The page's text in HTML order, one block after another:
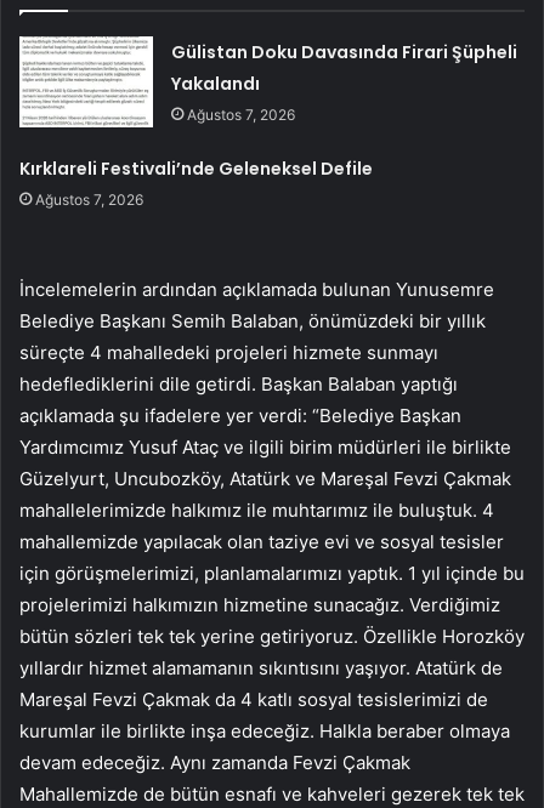
Gülistan Doku Davasında Firari Şüpheli
Yakalandı
Ağustos 7, 2026
Kırklareli Festivali’nde Geleneksel Defile
Ağustos 7, 2026
İncelemelerin ardından açıklamada bulunan Yunusemre
Belediye Başkanı Semih Balaban, önümüzdeki bir yıllık
süreçte 4 mahalledeki projeleri hizmete sunmayı
hedeflediklerini dile getirdi. Başkan Balaban yaptığı
açıklamada şu ifadelere yer verdi: “Belediye Başkan
Yardımcımız Yusuf Ataç ve ilgili birim müdürleri ile birlikte
Güzelyurt, Uncubozköy, Atatürk ve Mareşal Fevzi Çakmak
mahallelerimizde halkımız ile muhtarımız ile buluştuk. 4
mahallemizde yapılacak olan taziye evi ve sosyal tesisler
için görüşmelerimizi, planlamalarımızı yaptık. 1 yıl içinde bu
projelerimizi halkımızın hizmetine sunacağız. Verdiğimiz
bütün sözleri tek tek yerine getiriyoruz. Özellikle Horozköy
yıllardır hizmet alamamanın sıkıntısını yaşıyor. Atatürk de
Mareşal Fevzi Çakmak da 4 katlı sosyal tesislerimizi de
kurumlar ile birlikte inşa edeceğiz. Halkla beraber olmaya
devam edeceğiz. Aynı zamanda Fevzi Çakmak
Mahallemizde de bütün esnafı ve kahveleri gezerek tek tek